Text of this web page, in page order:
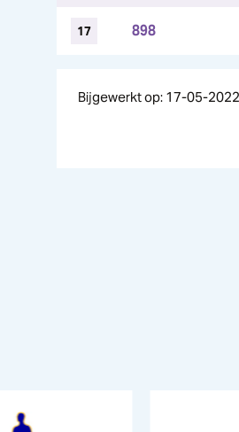
17 898
Bijgewerkt op: 17-05-